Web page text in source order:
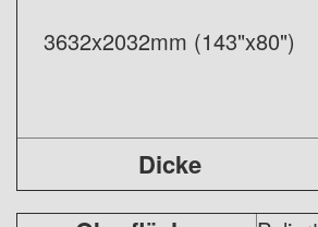
3632x2032mm (143"x80")
Dicke